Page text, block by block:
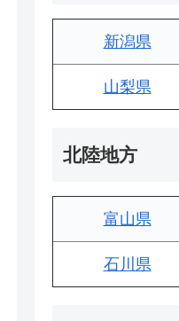
新潟県
山梨県
北陸地方
富山県
石川県